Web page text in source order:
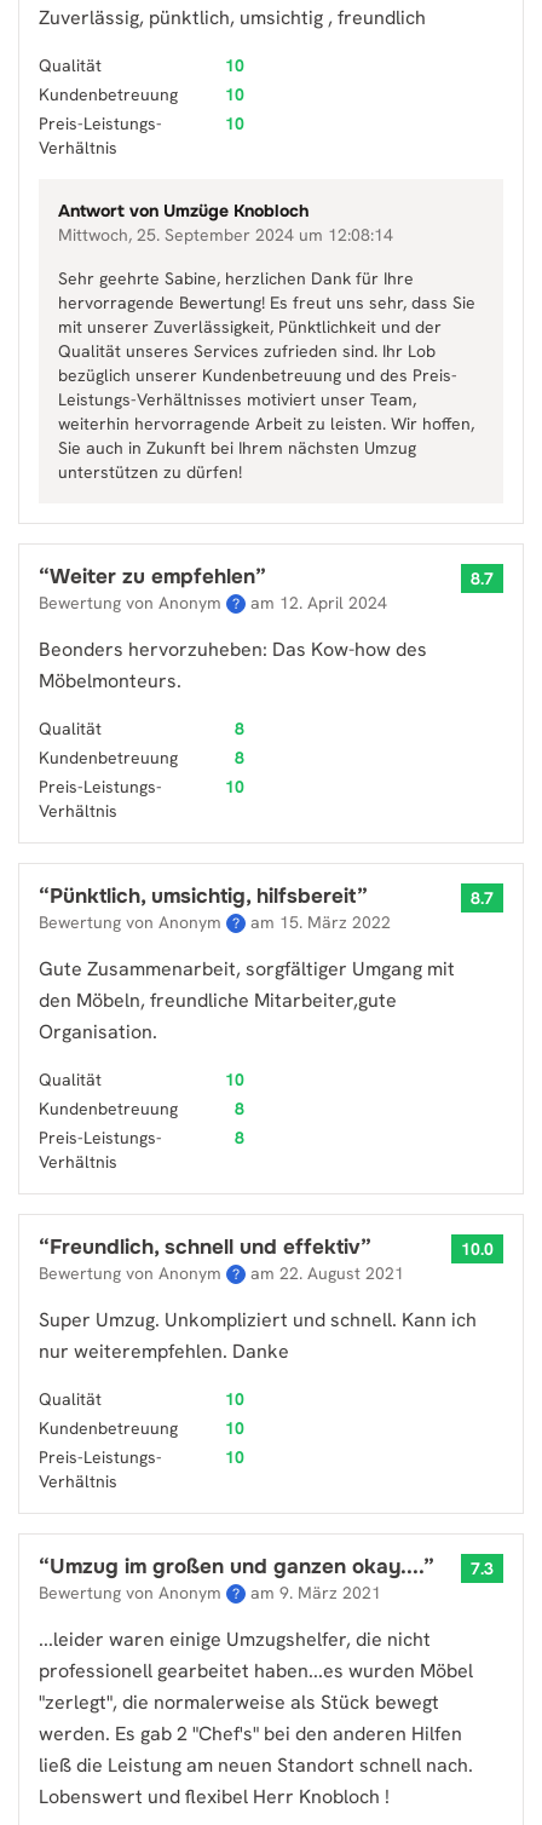
Zuverlässig, pünktlich, umsichtig , freundlich
Qualität
10
Kundenbetreuung
10
Preis-Leistungs-
Verhältnis
10
Antwort von Umzüge Knobloch
Mittwoch, 25. September 2024 um 12:08:14
Sehr geehrte Sabine, herzlichen Dank für Ihre
hervorragende Bewertung! Es freut uns sehr, dass Sie
mit unserer Zuverlässigkeit, Pünktlichkeit und der
Qualität unseres Services zufrieden sind. Ihr Lob
bezüglich unserer Kundenbetreuung und des Preis-
Leistungs-Verhältnisses motiviert unser Team,
weiterhin hervorragende Arbeit zu leisten. Wir hoffen,
Sie auch in Zukunft bei Ihrem nächsten Umzug
unterstützen zu dürfen!
“Weiter zu empfehlen”
Bewertung von Anonym ? am 12. April 2024
8.7
Beonders hervorzuheben: Das Kow-how des
Möbelmonteurs.
Qualität
8
Kundenbetreuung
8
Preis-Leistungs-
Verhältnis
10
“Pünktlich, umsichtig, hilfsbereit”
Bewertung von Anonym ? am 15. März 2022
8.7
Gute Zusammenarbeit, sorgfältiger Umgang mit
den Möbeln, freundliche Mitarbeiter,gute
Organisation.
Qualität
10
Kundenbetreuung
8
Preis-Leistungs-
Verhältnis
8
“Freundlich, schnell und effektiv”
Bewertung von Anonym ? am 22. August 2021
10.0
Super Umzug. Unkompliziert und schnell. Kann ich
nur weiterempfehlen. Danke
Qualität
10
Kundenbetreuung
10
Preis-Leistungs-
Verhältnis
10
“Umzug im großen und ganzen okay....”
Bewertung von Anonym ? am 9. März 2021
7.3
...leider waren einige Umzugshelfer, die nicht
professionell gearbeitet haben...es wurden Möbel
"zerlegt", die normalerweise als Stück bewegt
werden. Es gab 2 "Chef's" bei den anderen Hilfen
ließ die Leistung am neuen Standort schnell nach.
Lobenswert und flexibel Herr Knobloch !